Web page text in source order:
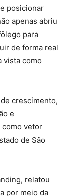
posicionar
apenas abriu
para
de forma real
vista como
crescimento,
e
como vetor
de São
relatou
por meio da